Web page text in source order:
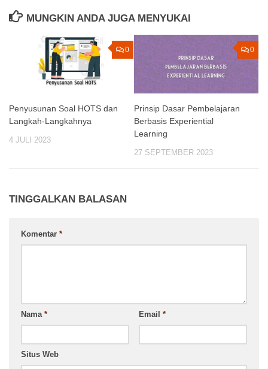
MUNGKIN ANDA JUGA MENYUKAI
0
Penyusunan Soal HOTS dan
Langkah-Langkahnya
4 JULI 2023
0
Prinsip Dasar Pembelajaran
Berbasis Experiential
Learning
27 SEPTEMBER 2023
TINGGALKAN BALASAN
Komentar *
Nama * Email *
Situs Web